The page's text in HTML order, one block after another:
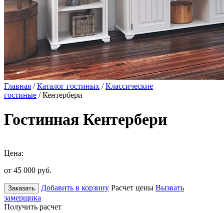
Главная /Каталог гостиных /Классические
гостиные / Кентербери
Гостинная Кентербери
Цена:
от 45 000 руб.
Заказать Добавить в корзину Расчет цены Вызвать
замерщика
Получить расчет